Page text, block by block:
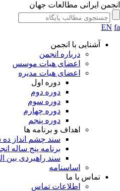
ایرانی مطالعات جهان
EN
آشنایی با انجمن
درباره انجمن
اعضای هیات موسس
اعضای هیات مدیره
دوره اول
دوره دوم
دوره سوم
دوره چهارم
دوره پنجم
اهداف و برنامه ها
سند چشم انداز ده
برنامه پنج ساله
سند راهبردی بین
اساسنامه
تماس با ما
اطلاعات تماس